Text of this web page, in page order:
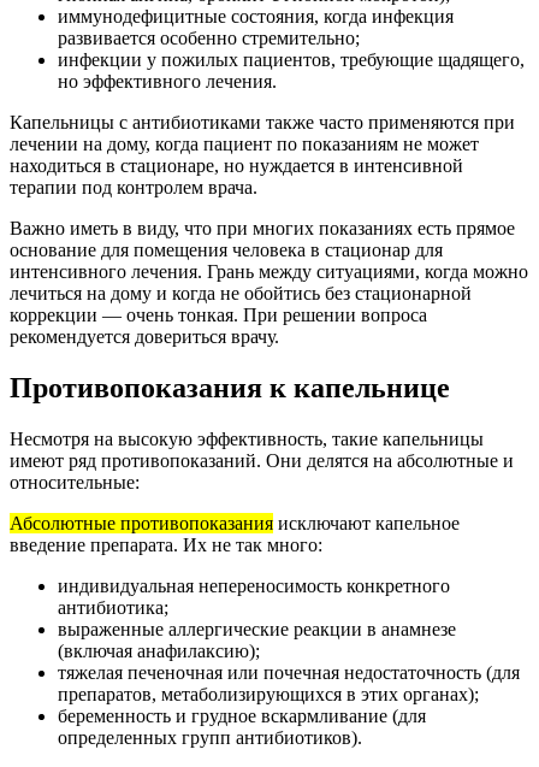
иммунодефицитные состояния, когда инфекция
развивается особенно стремительно;
инфекции у пожилых пациентов, требующие щадящего,
но эффективного лечения.
Капельницы с антибиотиками также часто применяются при
лечении на дому, когда пациент по показаниям не может
находиться в стационаре, но нуждается в интенсивной
терапии под контролем врача.
Важно иметь в виду, что при многих показаниях есть прямое
основание для помещения человека в стационар для
интенсивного лечения. Грань между ситуациями, когда можно
лечиться на дому и когда не обойтись без стационарной
коррекции — очень тонкая. При решении вопроса
рекомендуется довериться врачу.
Противопоказания к капельнице
Несмотря на высокую эффективность, такие капельницы
имеют ряд противопоказаний. Они делятся на абсолютные и
относительные:
Абсолютные противопоказания исключают капельное
введение препарата. Их не так много:
индивидуальная непереносимость конкретного
антибиотика;
выраженные аллергические реакции в анамнезе
(включая анафилаксию);
тяжелая печеночная или почечная недостаточность (для
препаратов, метаболизирующихся в этих органах);
беременность и грудное вскармливание (для
определенных групп антибиотиков).